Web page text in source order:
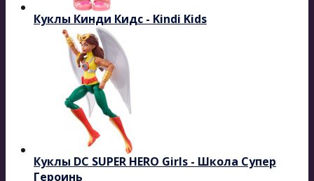
Куклы Кинди Кидс - Kindi Kids
Куклы DC SUPER HERO Girls - Школа Супер
Героинь